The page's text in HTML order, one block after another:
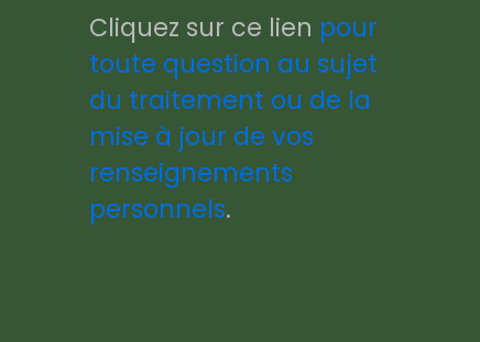
Cliquez sur ce lien pour
toute question au sujet
du traitement ou de la
mise à jour de vos
renseignements
personnels.